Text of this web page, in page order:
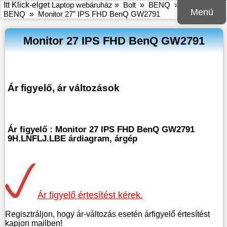
Menü
Itt Klick-elget Laptop webáruház » Bolt » BENQ »
BENQ » Monitor 27" IPS FHD BenQ GW2791
Monitor 27 IPS FHD BenQ GW2791
Ár figyelő, ár változások
Ár figyelő : Monitor 27 IPS FHD BenQ GW2791
9H.LNFLJ.LBE árdiagram, árgép
Ár figyelő értesítést kérek.
Regisztráljon, hogy ár-változás esetén árfigyelő értesítést
kapjon mailben!